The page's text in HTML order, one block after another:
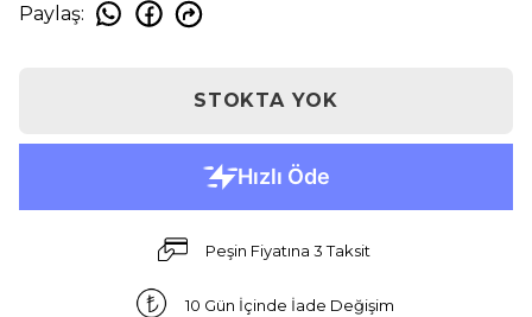
Paylaş:
STOKTA YOK
Peşin Fiyatına 3 Taksit
10 Gün İçinde İade Değişim